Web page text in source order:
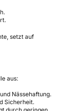
setzt auf
aus:
Nässehaftung.
Sicherheit.